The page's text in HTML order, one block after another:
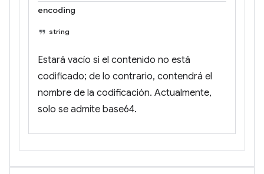
encoding
string
Estará vacío si el contenido no está
codificado; de lo contrario, contendrá el
nombre de la codificación. Actualmente,
solo se admite base64.